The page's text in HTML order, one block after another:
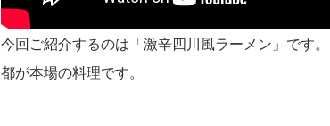
今回ご紹介するのは「激辛四川風ラーメン」 です。
都が本場の料理です。